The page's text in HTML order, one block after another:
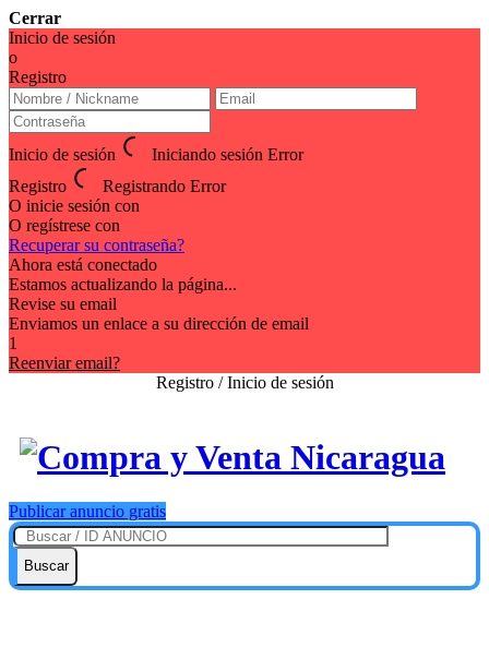
Cerrar
Inicio de sesión
o
Registro
Inicio de sesión Iniciando sesión Error
Registro
Registrando Error
O inicie sesión con
O regístrese con
Recuperar su contraseña?
Ahora está conectado
Estamos actualizando la página...
Revise su email
Enviamos un enlace a su dirección de email
1
Reenviar email?
Registro / Inicio de sesión
Publicar anuncio gratis
Buscar